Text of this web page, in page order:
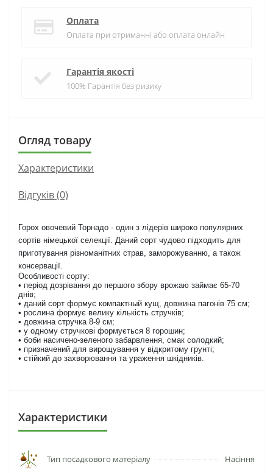
Оплата
Оплата при отриманні або оплата онлайн
Гарантія якості
100% Гарантія без ризику
Огляд товару
Характеристики
Відгуків (0)
Горох овочевий Торнадо - один з лідерів широко популярних
сортів німецької селекції. Даний сорт чудово підходить для
приготування різноманітних страв, заморожуванню, а також
консервації.
Особливості сорту:
• період дозрівання до першого збору врожаю займає 65-70
днів;
• даний сорт формує компактный кущ, довжина пагонів 75 см;
• рослина формує велику кількість стручків;
• довжина стручка 8-9 см;
• у одному стручкові формується 8 горошин;
• боби насичено-зеленого забарвлення, смак солодкий;
• призначений для вирощування у відкритому грунті;
• стійкий до захворювання та ураження шкідників.
Характеристики
Тип посадкового матеріалу Насіння